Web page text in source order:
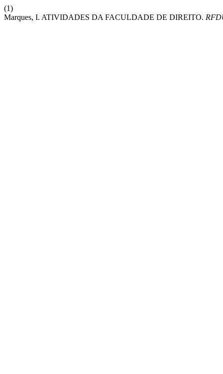
(1)
Marques, I. ATIVIDADES DA FACULDADE DE DIREITO.